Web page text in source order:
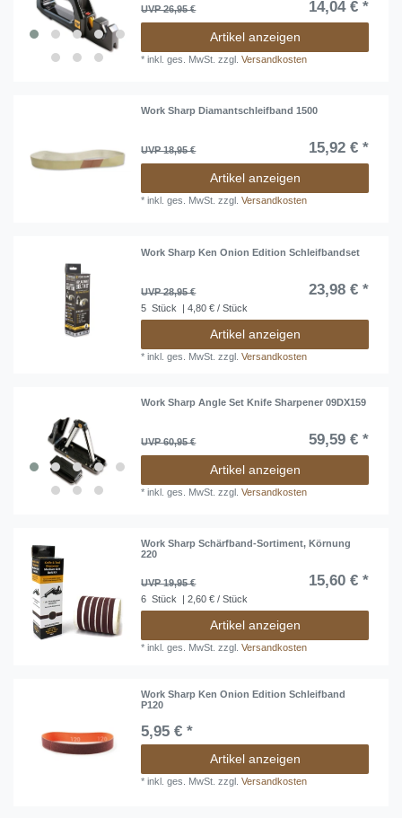
UVP 26,95 € 14,04 € *
Artikel anzeigen
*inkl. ges. MwSt. zzgl.Versandkosten
Work Sharp Diamantschleifband 1500
UVP 18,95 € 15,92 € *
Artikel anzeigen
*inkl. ges. MwSt. zzgl.Versandkosten
Work Sharp Ken Onion Edition Schleifbandset
UVP 28,95 € 23,98 € *
5 Stück | 4,80 € / Stück
Artikel anzeigen
*inkl. ges. MwSt. zzgl.Versandkosten
Work Sharp Angle Set Knife Sharpener 09DX159
UVP 60,95 € 59,59 € *
Artikel anzeigen
*inkl. ges. MwSt. zzgl.Versandkosten
Work Sharp Schärfband-Sortiment, Körnung
220
UVP 19,95 € 15,60 € *
6 Stück | 2,60 € / Stück
Artikel anzeigen
*inkl. ges. MwSt. zzgl.Versandkosten
Work Sharp Ken Onion Edition Schleifband
P120
5,95 € *
Artikel anzeigen
*inkl. ges. MwSt. zzgl.Versandkosten